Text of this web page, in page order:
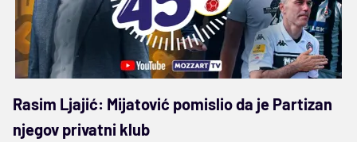
Rasim Ljajić: Mijatović pomislio da je Partizan
njegov privatni klub